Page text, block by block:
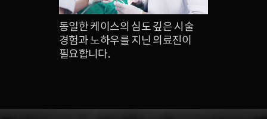
동일한 케이스의 심도 깊은 시술
경험과 노하우를 지닌 의료진이
필요합니다.